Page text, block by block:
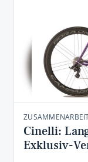
Cinelli:
Exklusiv-